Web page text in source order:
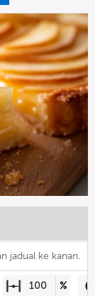
jadual ke kanan.
100 %